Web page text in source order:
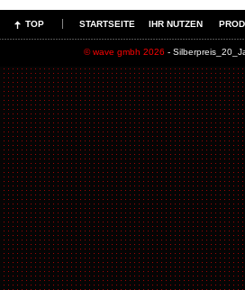
TOP STARTSEITE IHR NUTZEN
© wave gmbh 2026 -